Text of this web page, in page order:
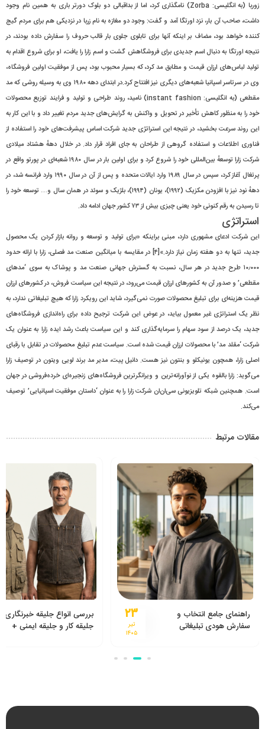
زوربا (به انگلیسی: Zorba) نامگذاری کرد، اما از بداقبالی دو بلوک دورتر باری به همین نام وجود
داشت، صاحب آن بار، نزد اورتگا آمد و گفت: وجود دو مغازه به نام زربا در نزدیکی هم برای مردم گیج
کننده خواهد بود، مضاف بر اینکه آنها برای تابلوی جلوی بار قالب حروف را سفارش داده بودند، در
نتیجه اورتگا به دنبال اسم جدیدی برای فروشگاهش گشت و اسم زارا را یافت، او برای شروع اقدام به
تولید لباس‌های ارزان قیمت و مطابق مد کرد، که بسیار محبوب بود، پس از موفقیت اولین فروشگاه،
وی در سرتاسر اسپانیا شعبه‌های دیگری نیز افتتاح کرد.در ابتدای دهه ۱۹۸۰ وی به وسیله روشی که مد
مقطعی (به انگلیسی: instant fashion) نامید، روند طراحی و تولید و فرایند توزیع محصولات
خود را به منظور کاهش تأخیر در تحویل و واکنش به گرایش‌های جدید مردم تغییر داد و با این کار به
این روند سرعت بخشید، در نتیجه این استراتژی جدید شرکت اساس پیشرفت‌های خود را استفاده از
فناوری اطلاعات و استفاده گروهی از طراحان به جای افراد قرار داد. در خلال دههٔ هشتاد میلادی
شرکت زارا توسعهٔ بین‌المللی خود را شروع کرد و برای اولین بار در سال ۱۹۸۰ شعبه‌ای در پورتو واقع در
پرتغال آغاز کرد، سپس در سال ۱۹۸۹ وارد ایالات متحده و پس از آن در سال ۱۹۹۰ وارد فرانسه شد، در
دههٔ نود نیز با افزودن مکزیک (۱۹۹۲)، یونان (۱۹۹۴)، بلژیک و سوئد در همان سال و… توسعه خود را
تا رسیدن به رقم کنونی خود یعنی چیزی بیش از ۷۳ کشور جهان ادامه داد.
استراتژی
این شرکت ادعای مشهوری دارد، مبنی براینکه «برای تولید و توسعه و روانه بازار کردن یک محصول
جدید، تنها به دو هفته زمان نیاز دارد.»[۴] در مقایسه با میانگین صنعت مد فصلی، زارا با ارائه حدود
۱۰٫۰۰۰ طرح جدید در هر سال، نسبت به گسترش جهانی صنعت مد و پوشاک به سوی ‘مدهای
مقطعی’ و صدور آن به کشورهای ارزان قیمت می‌رود، در نتیجه این سیاست فروش، در کشورهای ارزان
قیمت هزینه‌ای برای تبلیغ محصولات صورت نمی‌گیرد، شاید این رویکرد زارا که هیچ تبلیغاتی ندارد، به
نظر یک استراتژی غیر معمول بیاید، در عوض این شرکت ترجیح داده برای راه‌اندازی فروشگاه‌های
جدید، یک درصد از سود سهام را سرمایه‌گذاری کند و این سیاست باعث رشد ایده زارا به عنوان یک
شرکت ‘مقلد مد’ با محصولات ارزان قیمت شده است. سیاست عدم تبلیغ محصولات در تقابل با رقبای
اصلی زارا، همچون یونیکلو و بنتون نیز هست. دانیل پیت، مدیر مد برند لویی ویتون در توصیف زارا
می‌گوید: زارا بالقوه یکی از نوآورانه‌ترین و ویرانگرترین فروشگاه‌های زنجیره‌ای خرده‌فروشی در جهان
است. همچنین شبکه تلویزیونی سی‌ان‌ان شرکت زارا را به عنوان ‘داستان موفقیت اسپانیایی’ توصیف
می‌کند.
مقالات مرتبط
۲۳
تیر
۱۴۰۵
راهنمای جامع انتخاب و
سفارش هودی تبلیغاتی
بررسی انواع جلیقه خبرنگاری،
جلیقه کار و جلیقه ایمنی +